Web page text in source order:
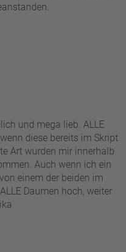
und mega lieb. ALLE
diese bereits im Skript
Art wurden mir innerhalb
Auch wenn ich ein
einem der beiden im
Daumen hoch, weiter